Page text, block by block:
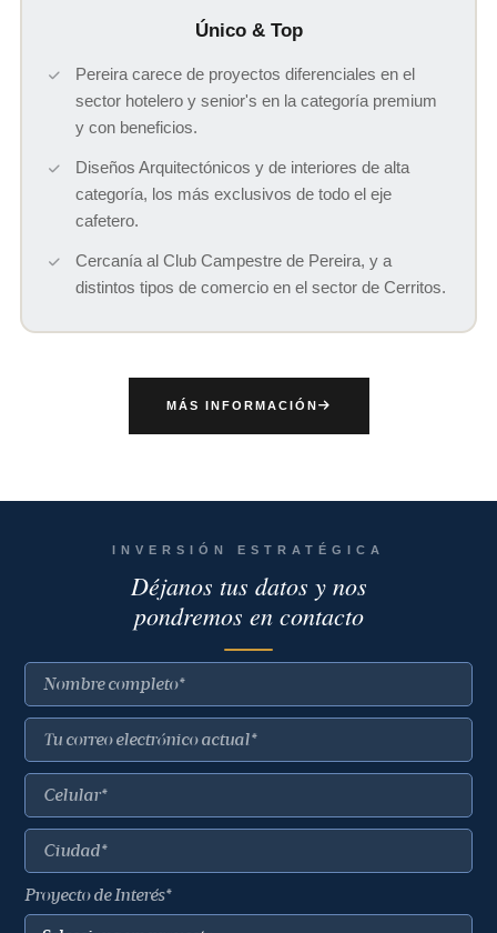
Único & Top
Pereira carece de proyectos diferenciales en el
sector hotelero y senior's en la categoría premium
y con beneficios.
Diseños Arquitectónicos y de interiores de alta
categoría, los más exclusivos de todo el eje
cafetero.
Cercanía al Club Campestre de Pereira, y a
distintos tipos de comercio en el sector de Cerritos.
MÁS INFORMACIÓN
INVERSIÓN ESTRATÉGICA
Déjanos tus datos y nos
pondremos en contacto
Proyecto de Interés*